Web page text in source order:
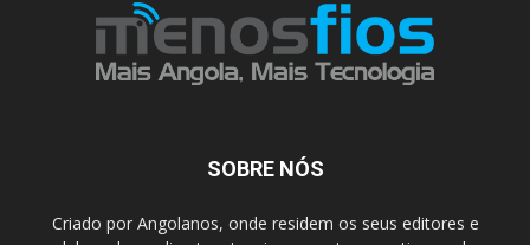
SOBRE NÓS
Criado por Angolanos, onde residem os seus editores e